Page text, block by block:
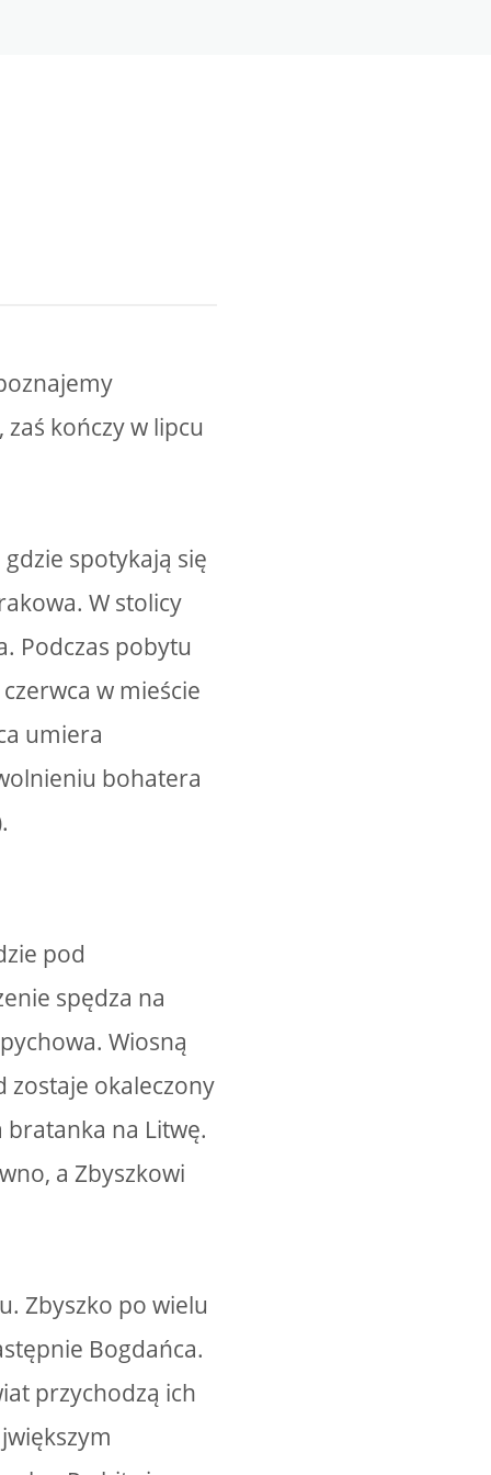
kończy w lipcu
spotykają się
W stolicy
Podczas pobytu
w mieście
umiera
bohatera
pod
spędza na
Wiosną
zostaje okaleczony
bratanka na Litwę.
a Zbyszkowi
Zbyszko po wielu
Bogdańca.
przychodzą ich